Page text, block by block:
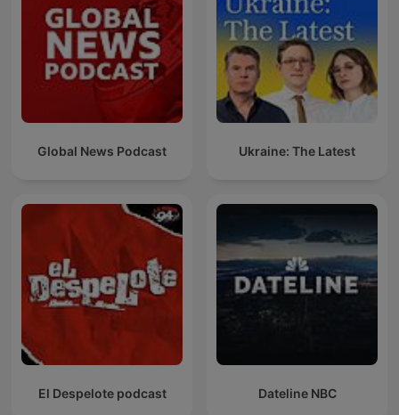
Global News Podcast Ukraine: The Latest
El Despelote podcast Dateline NBC